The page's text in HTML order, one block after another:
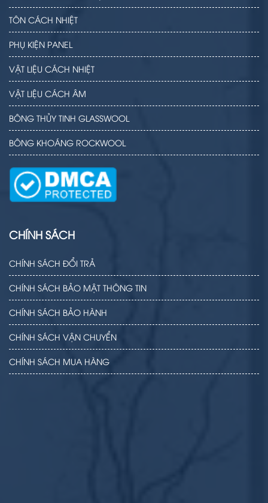
TÔN CÁCH NHIỆT
PHỤ KIỆN PANEL
VẬT LIỆU CÁCH NHIỆT
VẬT LIỆU CÁCH ÂM
BÔNG THỦY TINH GLASSWOOL
BÔNG KHOÁNG ROCKWOOL
CHÍNH SÁCH
CHÍNH SÁCH ĐỔI TRẢ
CHÍNH SÁCH BẢO MẬT THÔNG TIN
CHÍNH SÁCH BẢO HÀNH
CHÍNH SÁCH VẬN CHUYỂN
CHÍNH SÁCH MUA HÀNG